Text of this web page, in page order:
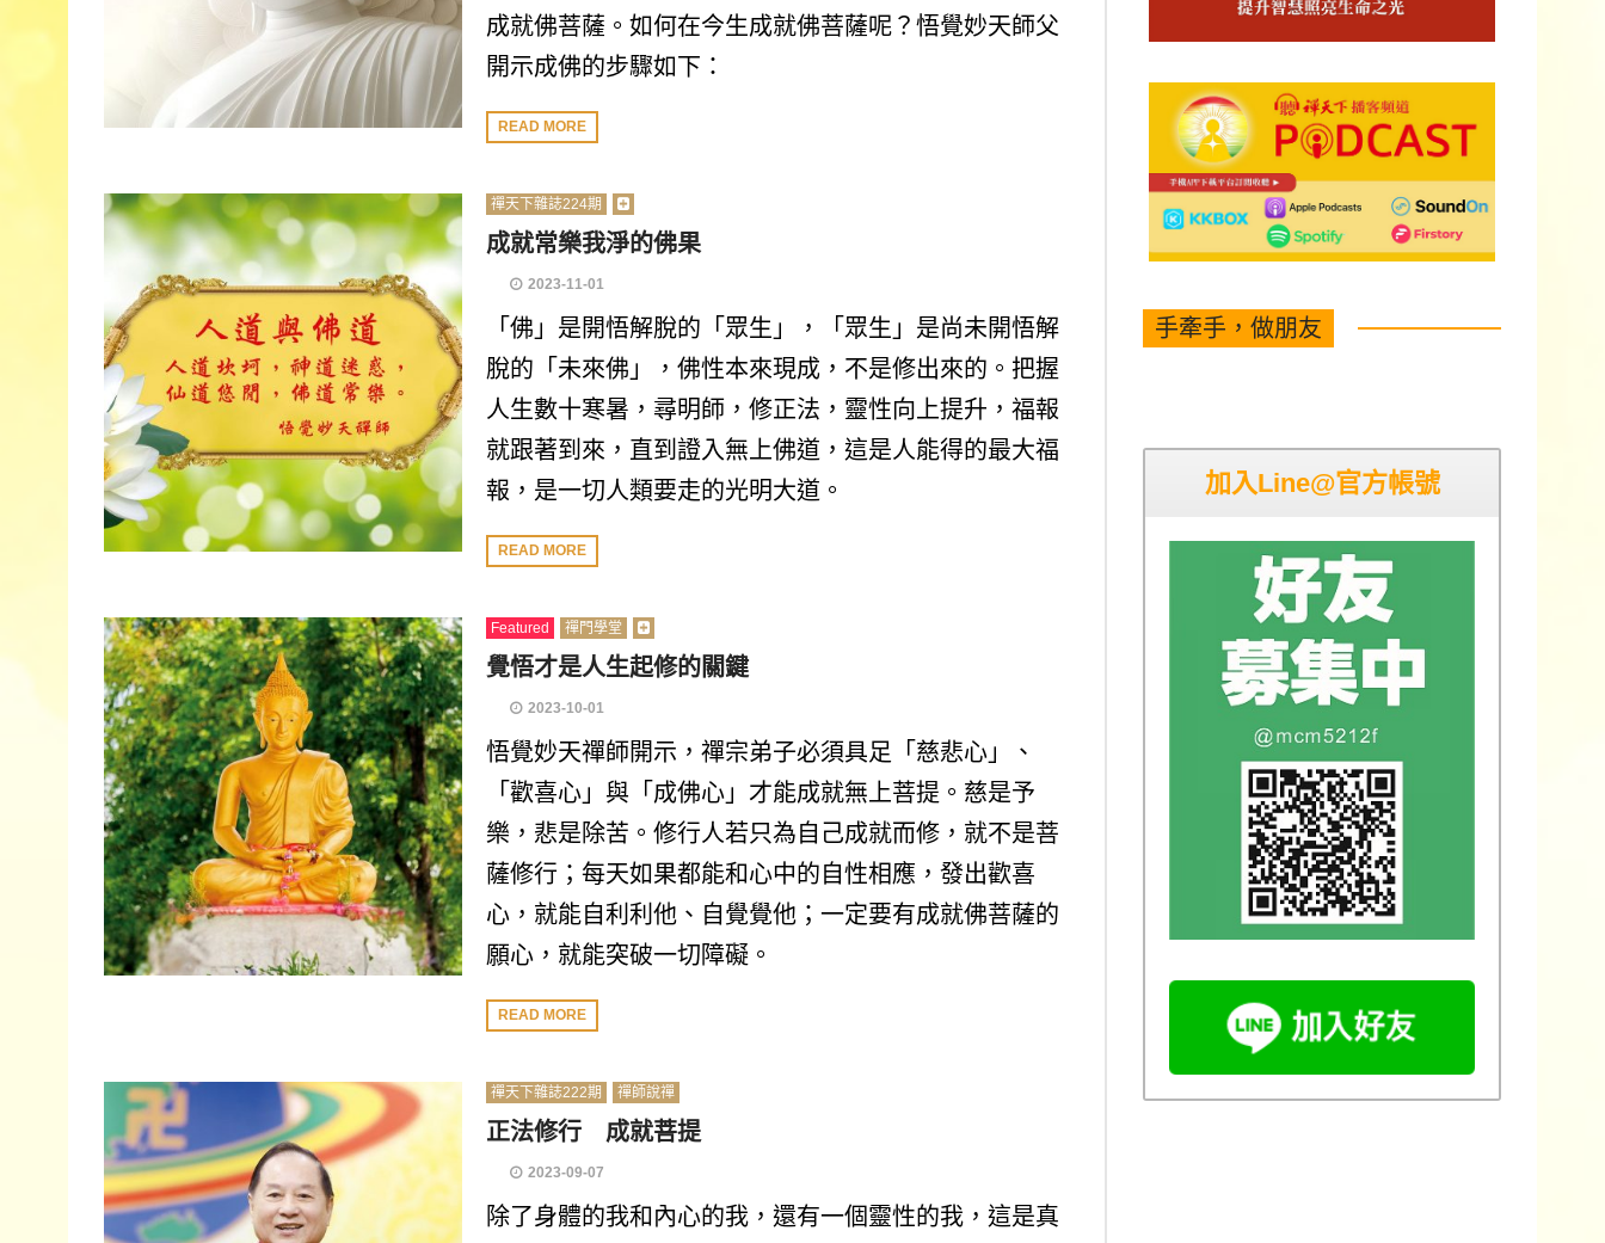
成就佛菩薩。如何在今生成就佛菩薩呢？悟覺妙天師父
開示成佛的步驟如下：
READ MORE
禪天下雜誌224期
成就常樂我淨的佛果
2023-11-01
「佛」是開悟解脫的「眾生」，「眾生」是尚未開悟解
脫的「未來佛」，佛性本來現成，不是修出來的。把握
人生數十寒暑，尋明師，修正法，靈性向上提升，福報
就跟著到來，直到證入無上佛道，這是人能得的最大福
報，是一切人類要走的光明大道。
READ MORE
Featured 禪門學堂
覺悟才是人生起修的關鍵
2023-10-01
悟覺妙天禪師開示，禪宗弟子必須具足「慈悲心」、
「歡喜心」與「成佛心」才能成就無上菩提。慈是予
樂，悲是除苦。修行人若只為自己成就而修，就不是菩
薩修行；每天如果都能和心中的自性相應，發出歡喜
心，就能自利利他、自覺覺他；一定要有成就佛菩薩的
願心，就能突破一切障礙。
READ MORE
禪天下雜誌222期 禪師說禪
正法修行 成就菩提
2023-09-07
除了身體的我和內心的我，還有一個靈性的我，這是真
手牽手，做朋友
加入Line@官方帳號